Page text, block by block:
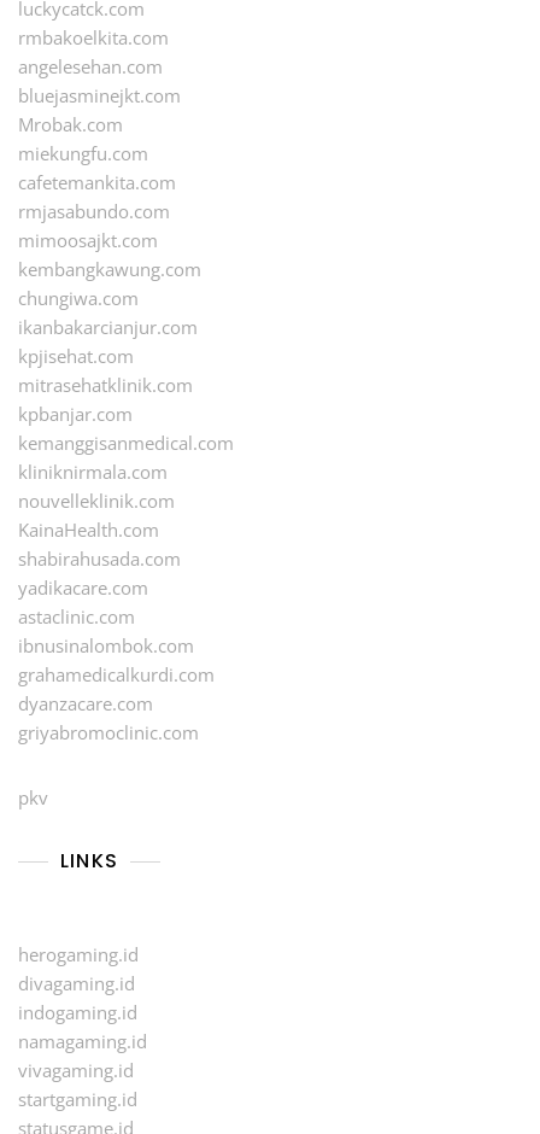
luckycatck.com
rmbakoelkita.com
angelesehan.com
bluejasminejkt.com
Mrobak.com
miekungfu.com
cafetemankita.com
rmjasabundo.com
mimoosajkt.com
kembangkawung.com
chungiwa.com
ikanbakarcianjur.com
kpjisehat.com
mitrasehatklinik.com
kpbanjar.com
kemanggisanmedical.com
kliniknirmala.com
nouvelleklinik.com
KainaHealth.com
shabirahusada.com
yadikacare.com
astaclinic.com
ibnusinalombok.com
grahamedicalkurdi.com
dyanzacare.com
griyabromoclinic.com
pkv
LINKS
herogaming.id
divagaming.id
indogaming.id
namagaming.id
vivagaming.id
startgaming.id
statusgame.id